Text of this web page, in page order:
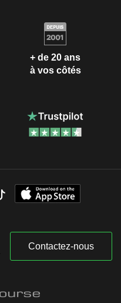
+ de 20 ans
à vos côtés
Contactez-nous